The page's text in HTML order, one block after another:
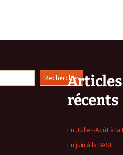
RechercherArticles
récents
En Juillet-Août à la
En juin à la BASE